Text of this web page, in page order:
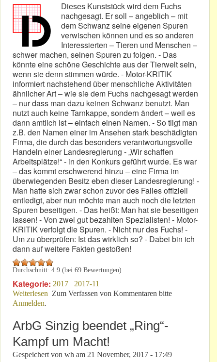
Dieses Kunststück wird dem Fuchs
nachgesagt. Er soll – angeblich – mit
dem Schwanz seine eigenen Spuren
verwischen können und es so anderen
Interessierten – Tieren und Menschen –
schwer machen, seinen Spuren zu folgen. - Das
könnte eine schöne Geschichte aus der Tierwelt sein,
wenn sie denn stimmen würde. - Motor-KRITIK
informiert nachstehend über menschliche Aktivitäten
ähnlicher Art – wie sie dem Fuchs nachgesagt werden
– nur dass man dazu keinen Schwanz benutzt. Man
nutzt auch keine Tarnkappe, sondern ändert – weil es
dann amtlich ist – einfach einen Namen. - So tilgt man
z.B. den Namen einer im Ansehen stark beschädigten
Firma, die durch das besonders verantwortungsvolle
Handeln einer Landesregierung - „Wir schaffen
Arbeitsplätze!“ - in den Konkurs geführt wurde. Es war
– das kommt erschwerend hinzu – eine Firma im
überwiegenden Besitz eben dieser Landesregierung! -
Man hatte sich zwar schon zuvor des Falles offiziell
entledigt, aber nun möchte man auch noch die letzten
Spuren beseitigen. - Das heißt: Man hat sie beseitigen
lassen! - Von zwei gut bezahlten Spezialisten! - Motor-
KRITIK verfolgt die Spuren. - Nicht nur des Fuchs! -
Um zu überprüfen: Ist das wirklich so? - Dabei bin ich
dann auf weitere Fakten gestoßen!
Durchschnitt: 4.9 (bei 69 Bewertungen)
Kategorie: 2017
2017-11
Weiterlesen über „…. Spuren mit dem Schwanz verwischen?“
Zum Verfassen von Kommentaren bitte
Anmelden.
ArbG Sinzig beendet „Ring“-
Kampf um Macht!
Gespeichert von wh am 21 November, 2017 - 17:49